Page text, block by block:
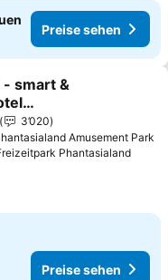
Preise sehen
hinzufügen
- smart &
3’020
Amusement Park
Phantasialand
Preise sehen